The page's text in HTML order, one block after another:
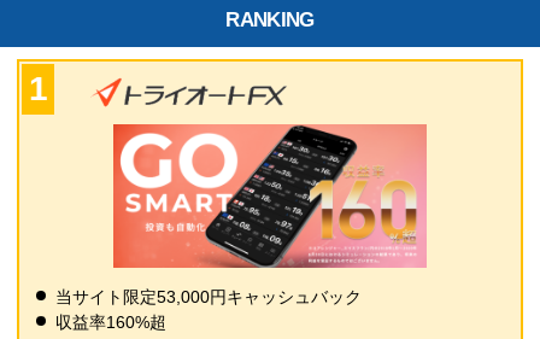
RANKING
当サイト限定53,000円キャッシュバック
収益率160%超